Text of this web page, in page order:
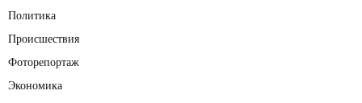
Политика
Происшествия
Фоторепортаж
Экономика